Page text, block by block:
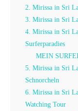
2. Mirissa in Sri
3. Mirissa in Sri
4. Mirissa in Sri
Surferparadies
MEIN
5. Mirissa in Sri
Schnorcheln
6. Mirissa in Sri
Watching Tour